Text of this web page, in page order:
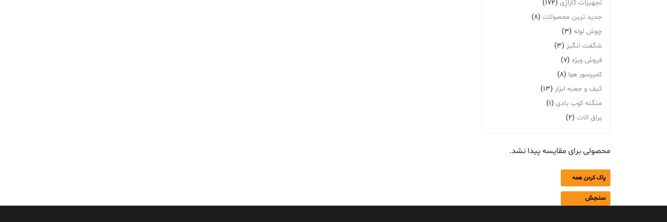
تجهیزات گاراژِی (172)
جدید ترین محصولات (8)
چوش لوله (3)
شگفت انگیز (3)
فروش ویژه (7)
کمپرسور هوا (8)
کیف و جعبه ابزار (13)
منگنه کوب بادی (1)
یراق الات (2)
محصولی برای مقایسه پیدا نشد.
پاک کردن همه
سنجش